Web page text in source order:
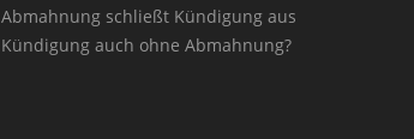
Abmahnung schließt Kündigung aus
Kündigung auch ohne Abmahnung?